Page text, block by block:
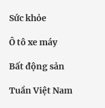
Sức khỏe
Ô tô xe máy
Bất động sản
Tuần Việt Nam